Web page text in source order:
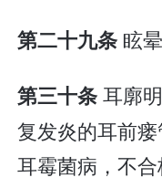
第二十九条 眩
第三十条耳廓
复发炎的耳前
耳霉菌病，不合